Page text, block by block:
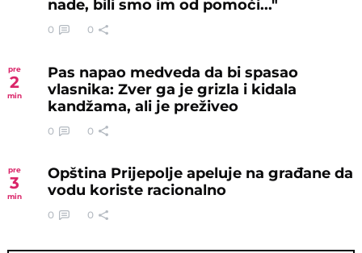
nade, bili smo im od pomoći..."
0 0
pre
2
min
Pas napao medveda da bi spasao
vlasnika: Zver ga je grizla i kidala
kandžama, ali je preživeo
0 0
pre
3
min
Opština Prijepolje apeluje na građane da
vodu koriste racionalno
0 0